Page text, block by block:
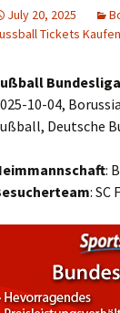
July 20, 2025
Tickets Kaufen
Bundesliga
10-04,
Deutsche
:
: SC